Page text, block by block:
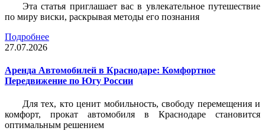
Эта статья приглашает вас в увлекательное путешествие
по миру виски, раскрывая методы его познания
Подробнее
27.07.2026
Аренда Автомобилей в Краснодаре: Комфортное
Передвижение по Югу России
Для тех, кто ценит мобильность, свободу перемещения и
комфорт, прокат автомобиля в Краснодаре становится
оптимальным решением